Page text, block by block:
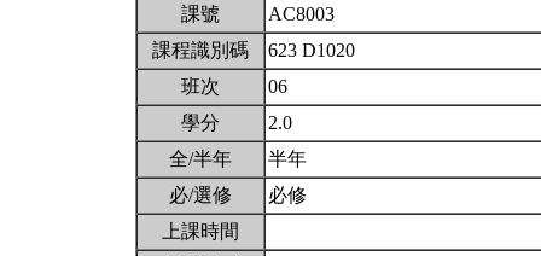
課號
AC8003
課程識別碼
623 D1020
班次
06
學分
2.0
全/半年
半年
必/選修
必修
上課時間